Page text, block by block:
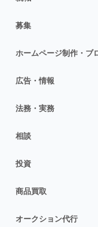
募集
ホームページ制作・ブ
広告・情報
法務・実務
相談
投資
商品買取
オークション代行